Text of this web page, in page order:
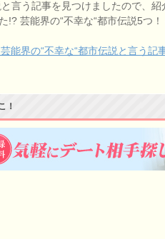
言う記事を見つけましたので、
!? 芸能界の“不幸な“都市伝説5つ
芸能界の“不幸な“都市伝説と言う
！